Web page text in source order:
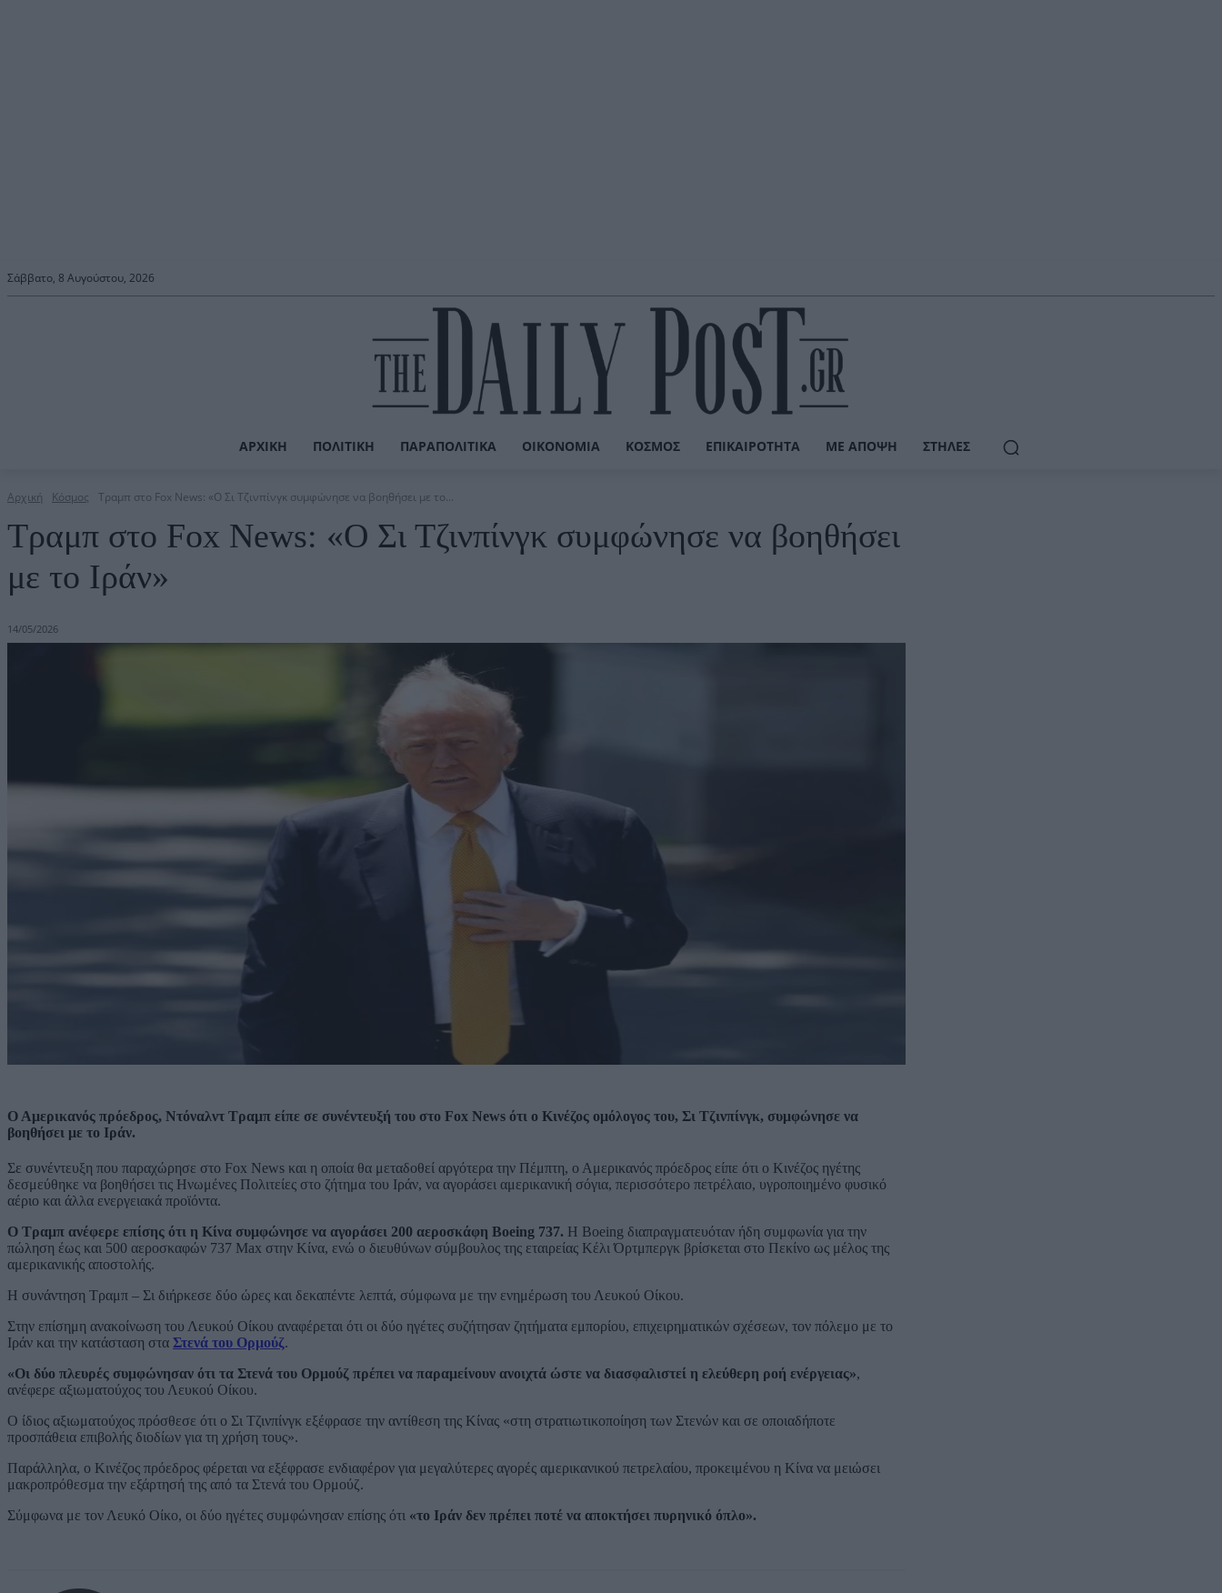
Σάββατο, 8 Αυγούστου, 2026
ΑΡΧΙΚΉ ΠΟΛΙΤΙΚΉ ΠΑΡΑΠΟΛΙΤΙΚΆ ΟΙΚΟΝΟΜΊΑ ΚΌΣΜΟΣ ΕΠΙΚΑΙΡΌΤΗΤΑ ΜΕ ΆΠΟΨΗ ΣΤΉΛΕΣ
Αρχική Κόσμος Τραμπ στο Fox News: «Ο Σι Τζινπίνγκ συμφώνησε να βοηθήσει με το...
Τραμπ στο Fox News: «Ο Σι Τζινπίνγκ συμφώνησε να βοηθήσει
με το Ιράν»
14/05/2026
Ο Αμερικανός πρόεδρος, Ντόναλντ Τραμπ είπε σε συνέντευξή του στο Fox News ότι ο Κινέζος ομόλογoς του, Σι Τζινπίνγκ, συμφώνησε να
βοηθήσει με το Ιράν.
Σε συνέντευξη που παραχώρησε στο Fox News και η οποία θα μεταδοθεί αργότερα την Πέμπτη, ο Αμερικανός πρόεδρος είπε ότι ο Κινέζος ηγέτης
δεσμεύθηκε να βοηθήσει τις Ηνωμένες Πολιτείες στο ζήτημα του Ιράν, να αγοράσει αμερικανική σόγια, περισσότερο πετρέλαιο, υγροποιημένο φυσικό
αέριο και άλλα ενεργειακά προϊόντα.
Ο Τραμπ ανέφερε επίσης ότι η Κίνα συμφώνησε να αγοράσει 200 αεροσκάφη Boeing 737. Η Boeing διαπραγματευόταν ήδη συμφωνία για την
πώληση έως και 500 αεροσκαφών 737 Max στην Κίνα, ενώ ο διευθύνων σύμβουλος της εταιρείας Κέλι Όρτμπεργκ βρίσκεται στο Πεκίνο ως μέλος της
αμερικανικής αποστολής.
Η συνάντηση Τραμπ – Σι διήρκεσε δύο ώρες και δεκαπέντε λεπτά, σύμφωνα με την ενημέρωση του Λευκού Οίκου.
Στην επίσημη ανακοίνωση του Λευκού Οίκου αναφέρεται ότι οι δύο ηγέτες συζήτησαν ζητήματα εμπορίου, επιχειρηματικών σχέσεων, τον πόλεμο με το
Ιράν και την κατάσταση στα Στενά του Ορμούζ.
«Οι δύο πλευρές συμφώνησαν ότι τα Στενά του Ορμούζ πρέπει να παραμείνουν ανοιχτά ώστε να διασφαλιστεί η ελεύθερη ροή ενέργειας»,
ανέφερε αξιωματούχος του Λευκού Οίκου.
Ο ίδιος αξιωματούχος πρόσθεσε ότι ο Σι Τζινπίνγκ εξέφρασε την αντίθεση της Κίνας «στη στρατιωτικοποίηση των Στενών και σε οποιαδήποτε
προσπάθεια επιβολής διοδίων για τη χρήση τους».
Παράλληλα, ο Κινέζος πρόεδρος φέρεται να εξέφρασε ενδιαφέρον για μεγαλύτερες αγορές αμερικανικού πετρελαίου, προκειμένου η Κίνα να μειώσει
μακροπρόθεσμα την εξάρτησή της από τα Στενά του Ορμούζ.
Σύμφωνα με τον Λευκό Οίκο, οι δύο ηγέτες συμφώνησαν επίσης ότι «το Ιράν δεν πρέπει ποτέ να αποκτήσει πυρηνικό όπλο».